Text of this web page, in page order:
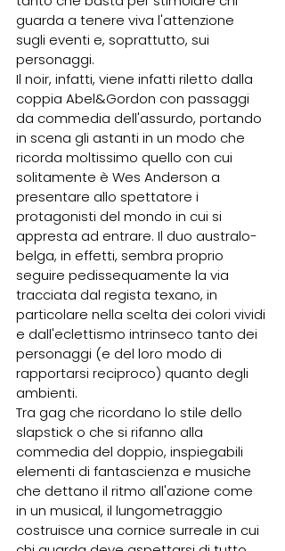
guarda a tenere viva l'attenzione
sugli eventi e, soprattutto, sui
personaggi.
Il noir, infatti, viene infatti riletto dalla
coppia Abel&Gordon con passaggi
da commedia dell'assurdo, portando
in scena gli astanti in un modo che
ricorda moltissimo quello con cui
solitamente è Wes Anderson a
presentare allo spettatore i
protagonisti del mondo in cui si
appresta ad entrare. Il duo australo-
belga, in effetti, sembra proprio
seguire pedissequamente la via
tracciata dal regista texano, in
particolare nella scelta dei colori vividi
e dall'eclettismo intrinseco tanto dei
personaggi (e del loro modo di
rapportarsi reciproco) quanto degli
ambienti.
Tra gag che ricordano lo stile dello
slapstick o che si rifanno alla
commedia del doppio, inspiegabili
elementi di fantascienza e musiche
che dettano il ritmo all'azione come
in un musical, il lungometraggio
costruisce una cornice surreale in cui